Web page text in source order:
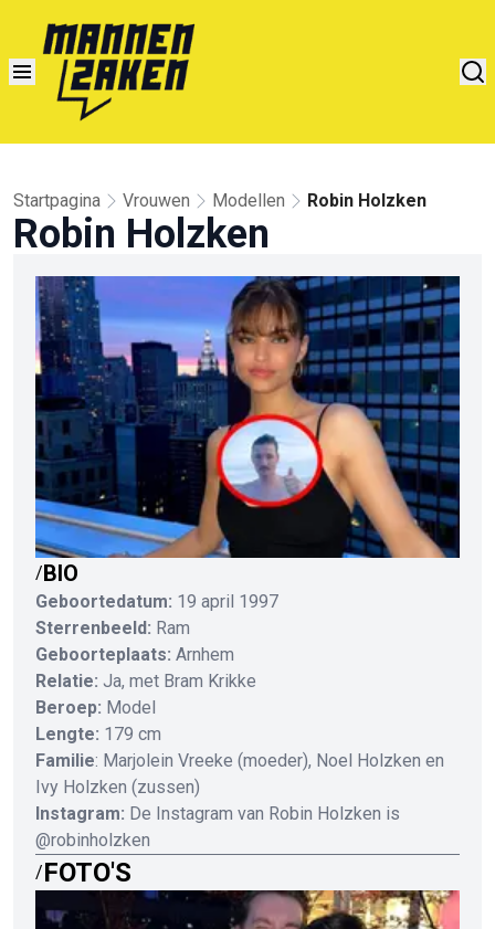
Startpagina Vrouwen Modellen Robin Holzken
Robin Holzken
/BIO
Geboortedatum: 19 april 1997
Sterrenbeeld: Ram
Geboorteplaats: Arnhem
Relatie: Ja, met Bram Krikke
Beroep: Model
Lengte: 179 cm
Familie: Marjolein Vreeke (moeder), Noel Holzken en
Ivy Holzken (zussen)
Instagram: De Instagram van Robin Holzken is
@robinholzken
/FOTO'S